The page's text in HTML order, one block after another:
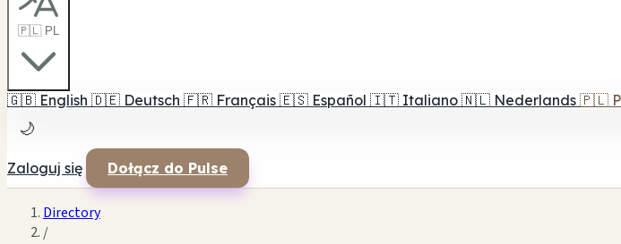
🇵🇱 PL
🇬🇧 English 🇩🇪 Deutsch 🇫🇷 Français 🇪🇸 Español 🇮🇹 Italiano 🇳🇱 Nederlands 🇵🇱
🌙
Zaloguj się Dołącz do Pulse
Directory
/